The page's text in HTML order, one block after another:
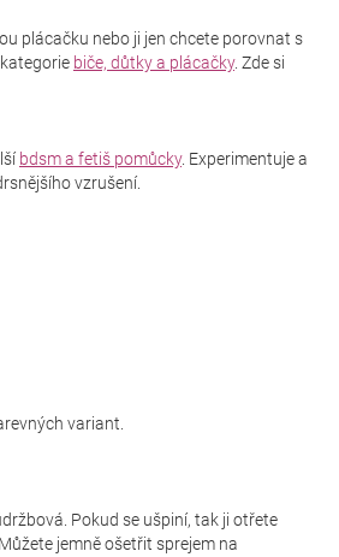
plácačku nebo ji jen chcete porovnat s
biče, důtky a plácačky. Zde si
bdsm a fetiš pomůcky. Experimentuje a
vzrušení.
variant.
Pokud se ušpiní, tak ji otřete
jemně ošetřit sprejem na